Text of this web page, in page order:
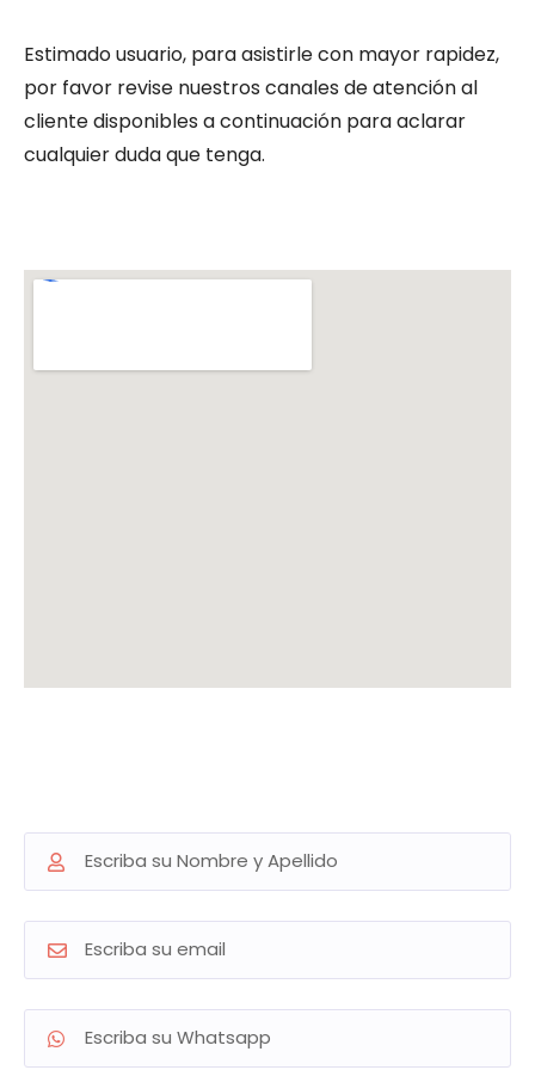
Estimado usuario, para asistirle con mayor rapidez,
por favor revise nuestros canales de atención al
cliente disponibles a continuación para aclarar
cualquier duda que tenga.